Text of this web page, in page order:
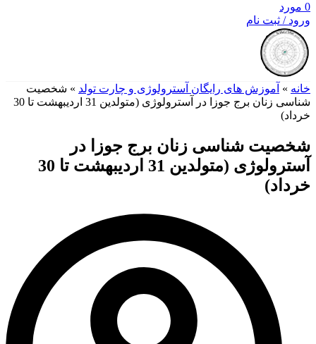
0 مورد
ورود / ثبت نام
خانه » آموزش های رایگان آسترولوژی و چارت تولد » شخصیت
شناسی زنان برج جوزا در آسترولوژی (متولدین 31 اردیبهشت تا 30
خرداد)
شخصیت شناسی زنان برج جوزا در
آسترولوژی (متولدین 31 اردیبهشت تا 30
خرداد)